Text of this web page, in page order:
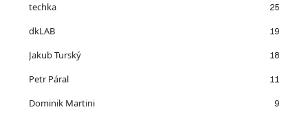
techka 25
dkLAB 19
Jakub Turský 18
Petr Páral 11
Dominik Martini 9